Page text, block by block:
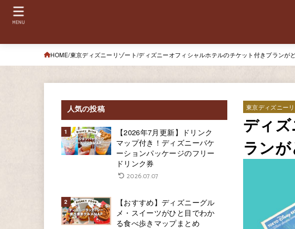
MENU
HOME 東京ディズニーリゾート ディズニーオフィシャルホテルのチケット付きプランが
東京ディズニー
ディ
ラン
人気の投稿
【2026年7月更新】ドリンク
マップ付き！ディズニーバケ
ーションパッケージのフリー
ドリンク券
2026.07.07
【おすすめ】ディズニーグル
メ・スイーツがひと目でわか
る食べ歩きマップまとめ